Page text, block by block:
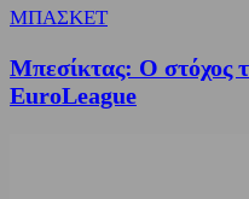
ΜΠΑΣΚΕΤ
Μπεσίκτας: Ο στόχος
EuroLeague